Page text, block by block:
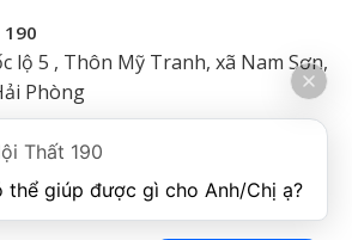
190
lộ 5 , Thôn Mỹ Tranh, xã Nam Sơn,
Phòng
15, Bình Thạnh-HCM
Thất 190